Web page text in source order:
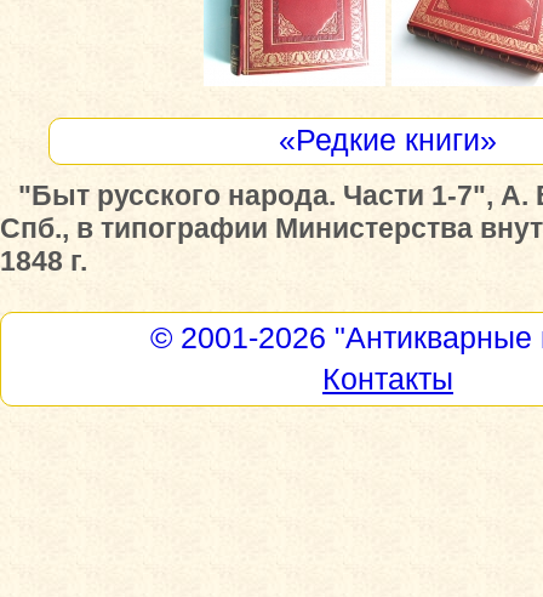
«Редкие книги»
"Быт русского народа. Части 1-7", А.
Спб., в типографии Министерства
1848 г.
© 2001-2026 "Антикварные
Контакты